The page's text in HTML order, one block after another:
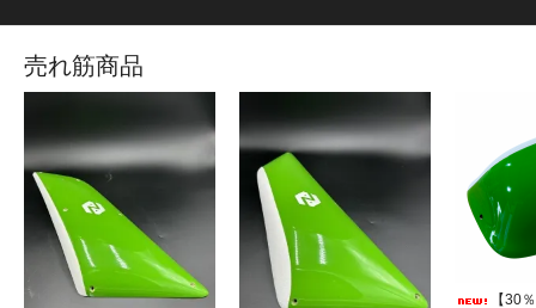
売れ筋商品
【30